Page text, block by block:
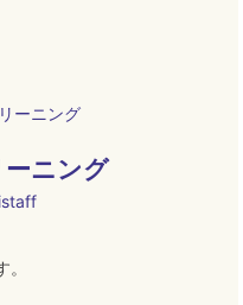
ーニング
ーニング